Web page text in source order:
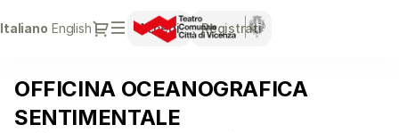
Lingua
Italiano English Dialogo
Accedi Registrati
dei
Comunale
Città
OFFICINA
SENTIMENTALE
OFFICINA OCEANOGRAFICA
SENTIMENTALE